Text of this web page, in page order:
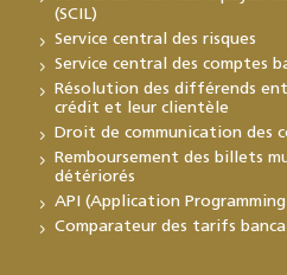
(SCIL)
Service central des risques
Service central des comptes
Résolution des différends
crédit et leur clientèle
Droit de communication des
Remboursement des billets
détériorés
API (Application
Comparateur des tarifs